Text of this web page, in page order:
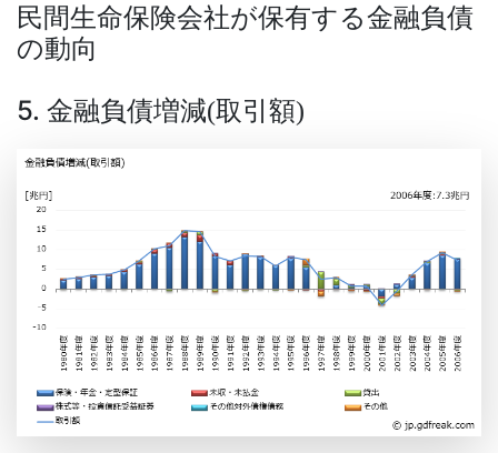
民間生命保険会社が保有する金融負債
の動向
5. 金融負債増減(取引額)